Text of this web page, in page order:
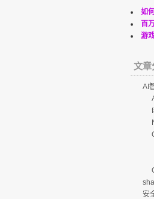
如
百
游
文章
AI
安